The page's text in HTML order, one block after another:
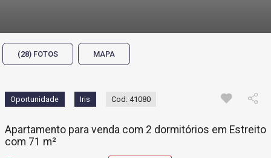
(28) FOTOS MAPA
Oportunidade Iris Cod: 41080
Apartamento para venda com 2 dormitórios em Estreito
com 71 m²